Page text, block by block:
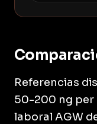
Referencias
50-200 ng per
laboral AGW